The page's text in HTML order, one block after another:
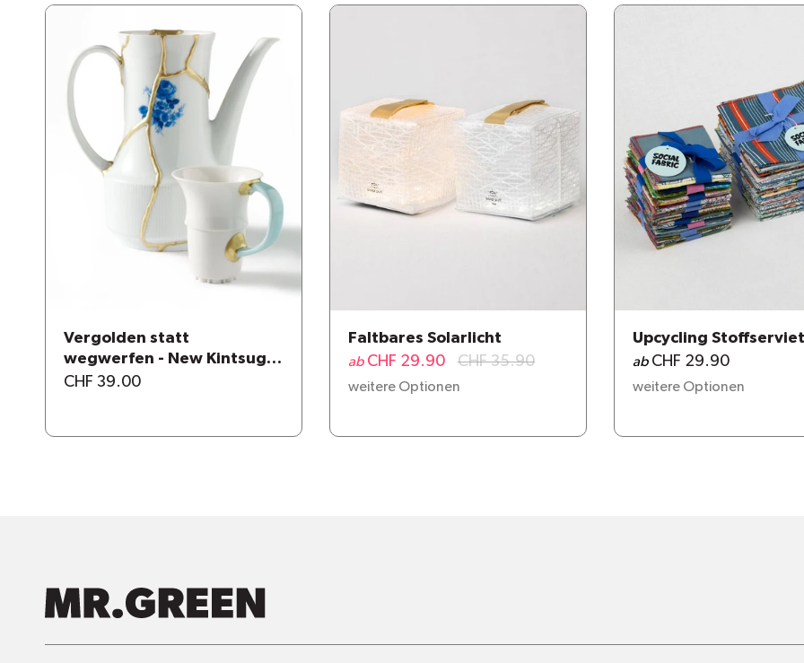
Vergolden statt
wegwerfen - New Kintsugi
repair kit
CHF 39.00
Faltbares Solarlicht
ab CHF 29.90 CHF 35.90
weitere Optionen
Upcycling
ab CHF 29.90
weitere Optionen